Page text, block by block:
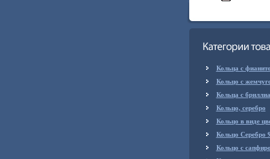
Кольца с
Кольцо с
Кольца с
Кольцо, серебро
Кольцо в виде
Кольцо Серебро
Кольцо с